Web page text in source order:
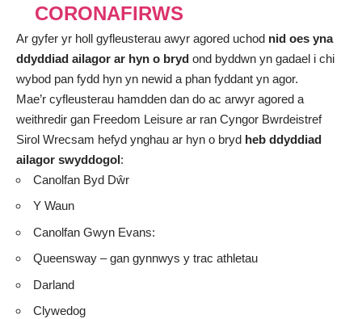
CORONAFIRWS
Ar gyfer yr holl gyfleusterau awyr agored uchod nid oes yna
ddyddiad ailagor ar hyn o bryd ond byddwn yn gadael i chi
wybod pan fydd hyn yn newid a phan fyddant yn agor.
Mae’r cyfleusterau hamdden dan do ac arwyr agored a
weithredir gan Freedom Leisure ar ran Cyngor Bwrdeistref
Sirol Wrecsam hefyd ynghau ar hyn o bryd heb ddyddiad
ailagor swyddogol:
Canolfan Byd Dŵr
Y Waun
Canolfan Gwyn Evans:
Queensway – gan gynnwys y trac athletau
Darland
Clywedog